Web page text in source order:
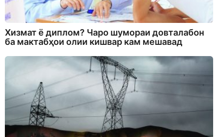
Хизмат ё диплом? Чаро шумораи довталабон
ба мактабҳои олии кишвар кам мешавад